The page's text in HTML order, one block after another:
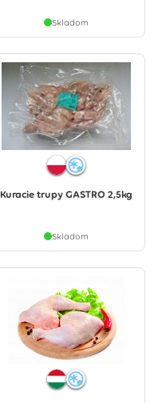
Skladom
Kuracie trupy GASTRO 2,5kg
Skladom